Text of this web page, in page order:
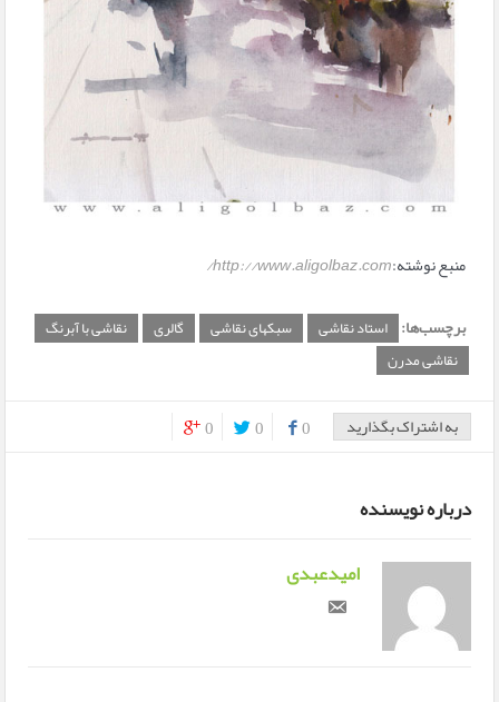
منبع نوشته:http://www.aligolbaz.com/
برچسب‌ها: استاد نقاشی سبکهای نقاشی گالری
نقاشی با آبرنگ
نقاشی مدرن
به اشتراک بگذارید 0
0
0
درباره نویسنده
امیدعبدی